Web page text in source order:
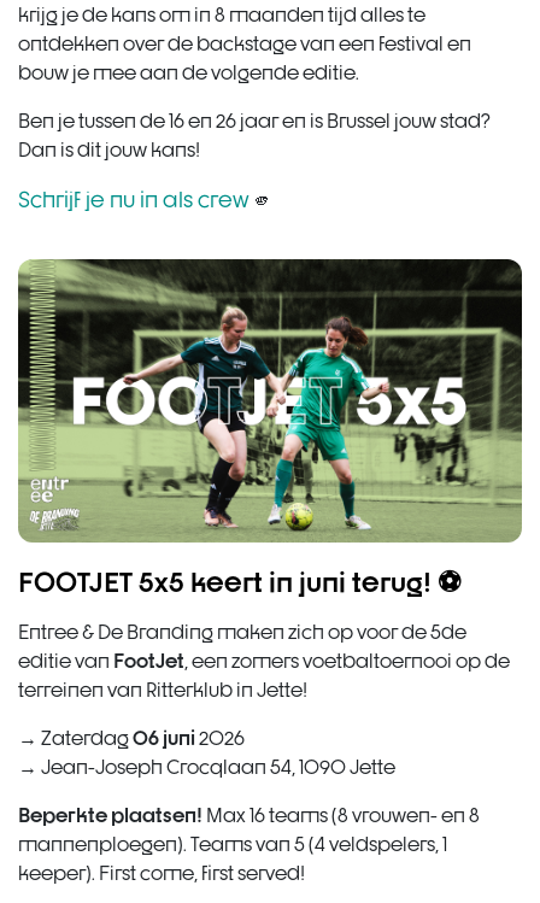
krijg je de kans om in 8 maanden tijd alles te
ontdekken over de backstage van een festival en
bouw je mee aan de volgende editie.
Ben je tussen de 16 en 26 jaar en is Brussel jouw stad?
Dan is dit jouw kans!
Schrijf je nu in als crew 🫵
FOOTJET 5x5 keert in juni terug! ⚽
Entree & De Branding maken zich op voor de 5de
editie van FootJet , een zomers voetbaltoernooi op de
terreinen van Ritterklub in Jette!
→ Zaterdag06 juni 2026
→ Jean-Joseph Crocqlaan 54, 1090 Jette
Beperkte plaatsen! Max 16 teams (8 vrouwen- en 8
mannenploegen). Teams van 5 (4 veldspelers, 1
keeper). First come, first served!